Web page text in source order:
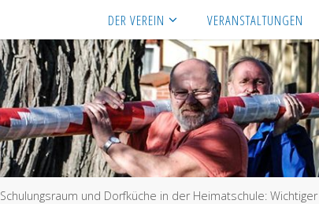
DER VEREIN VERANSTALTUNGEN
Schulungsraum und Dorfküche in der Heimatschule: